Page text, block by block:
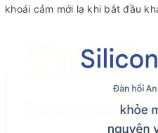
khoái cảm mới lạ khi bắt đầu